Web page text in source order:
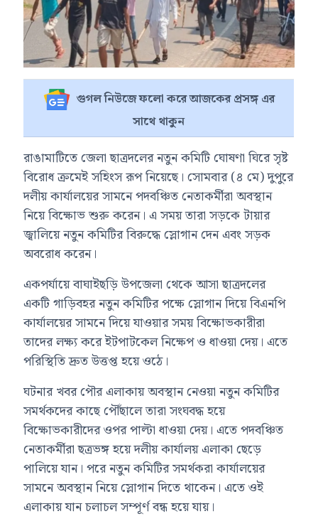
গুগল নিউজে ফলো করে আজকের প্রসঙ্গ এর
সাথে থাকুন
রাঙামাটিতে জেলা ছাত্রদলের নতুন কমিটি ঘোষণা ঘিরে সৃষ্ট
বিরোধ ক্রমেই সহিংস রূপ নিয়েছে। সোমবার (৪ মে) দুপুরে
দলীয় কার্যালয়ের সামনে পদবঞ্চিত নেতাকর্মীরা অবস্থান
নিয়ে বিক্ষোভ শুরু করেন। এ সময় তারা সড়কে টায়ার
জ্বালিয়ে নতুন কমিটির বিরুদ্ধে স্লোগান দেন এবং সড়ক
অবরোধ করেন।
একপর্যায়ে বাঘাইছড়ি উপজেলা থেকে আসা ছাত্রদলের
একটি গাড়িবহর নতুন কমিটির পক্ষে স্লোগান দিয়ে বিএনপি
কার্যালয়ের সামনে দিয়ে যাওয়ার সময় বিক্ষোভকারীরা
তাদের লক্ষ্য করে ইটপাটকেল নিক্ষেপ ও ধাওয়া দেয়। এতে
পরিস্থিতি দ্রুত উত্তপ্ত হয়ে ওঠে।
ঘটনার খবর পৌর এলাকায় অবস্থান নেওয়া নতুন কমিটির
সমর্থকদের কাছে পৌঁছালে তারা সংঘবদ্ধ হয়ে
বিক্ষোভকারীদের ওপর পাল্টা ধাওয়া দেয়। এতে পদবঞ্চিত
নেতাকর্মীরা ছত্রভঙ্গ হয়ে দলীয় কার্যালয় এলাকা ছেড়ে
পালিয়ে যান। পরে নতুন কমিটির সমর্থকরা কার্যালয়ের
সামনে অবস্থান নিয়ে স্লোগান দিতে থাকেন। এতে ওই
এলাকায় যান চলাচল সম্পূর্ণ বন্ধ হয়ে যায়।